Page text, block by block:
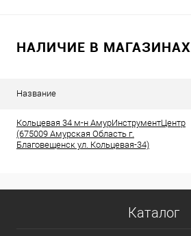
НАЛИЧИЕ В МАГАЗИНАХ
Название
Кольцевая 34 м-н АмурИнструментЦентр
(675009 Амурская Область г.
Благовещенск ул. Кольцевая-34)
Каталог